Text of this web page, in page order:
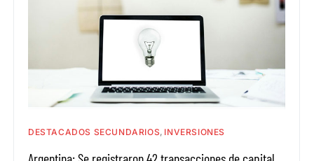
DESTACADOS SECUNDARIOS INVERSIONES